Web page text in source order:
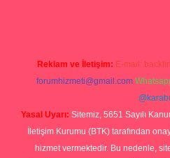
Reklam ve İletişim: E-mail:
forumhizmeti@gmail.com
Yasal Uyarı: Sitemiz, 5651 Sayılı
İletişim Kurumu (BTK) tarafından
hizmet vermektedir. Bu nedenle,